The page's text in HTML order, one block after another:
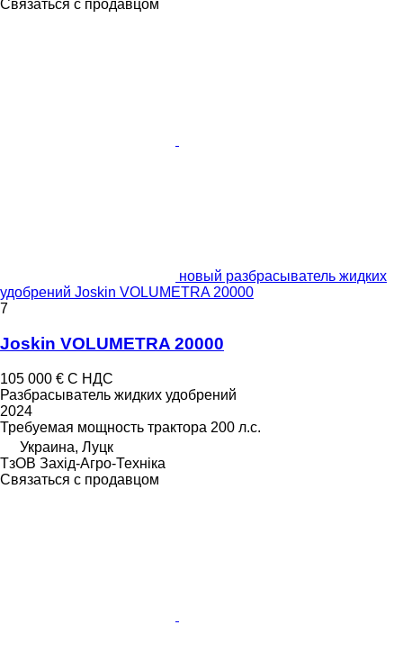
Связаться с продавцом
новый разбрасыватель жидких
удобрений Joskin VOLUMETRA 20000
7
Joskin VOLUMETRA 20000
105 000 € С НДС
Разбрасыватель жидких удобрений
2024
Требуемая мощность трактора 200 л.с.
Украина, Луцк
ТзОВ Захід-Агро-Техніка
Связаться с продавцом